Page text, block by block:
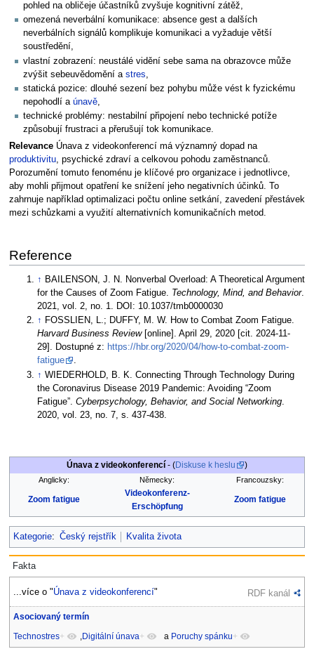
pohled na obličeje účastníků zvyšuje kognitivní zátěž,
omezená neverbální komunikace: absence gest a dalších
neverbálních signálů komplikuje komunikaci a vyžaduje větší
soustředění,
vlastní zobrazení: neustálé vidění sebe sama na obrazovce může
zvýšit sebeuvědomění a stres
statická pozice: dlouhé sezení bez pohybu může vést k fyzickému
nepohodlí a únavě,
technické problémy: nestabilní připojení nebo technické potíže
způsobují frustraci a přerušují tok komunikace.
RelevanceÚnava z videokonferencí má významný dopad na
produktivitu, psychické zdraví a celkovou pohodu zaměstnanců.
Porozumění tomuto fenoménu je klíčové pro organizace i jednotlivce,
aby mohli přijmout opatření ke snížení jeho negativních účinků. To
zahrnuje například optimalizaci počtu online setkání, zavedení přestávek
mezi schůzkami a využití alternativních komunikačních metod.
Reference
↑ BAILENSON, J. N. Nonverbal Overload: A Theoretical Argument
for the Causes of Zoom Fatigue. Technology, Mind, and Behavior.
2021, vol. 2, no. 1. DOI: 10.1037/tmb0000030
↑ FOSSLIEN, L.; DUFFY, M. W. How to Combat Zoom Fatigue.
Harvard Business Review[online]. April 29, 2020 [cit. 2024-11-
29]. Dostupné z: https://hbr.org/2020/04/how-to-combat-zoom-
fatigue
.
↑ WIEDERHOLD, B. K. Connecting Through Technology During
the Coronavirus Disease 2019 Pandemic: Avoiding “Zoom
Fatigue”.Cyberpsychology, Behavior, and Social Networking
2020, vol. 23, no. 7, s. 437-438.
Únava z videokonferencí - (Diskuse k heslu )
Anglicky: Německy: Francouzsky:
Zoom fatigue
Videokonferenz-
Erschöpfung
Zoom fatigue
Kategorie: Český rejstřík Kvalita života
Fakta
...více o "Únava z videokonferencí" RDF kanál
Asociovaný termín
Technostres+ ,Digitální únava+ a Poruchy spánku+